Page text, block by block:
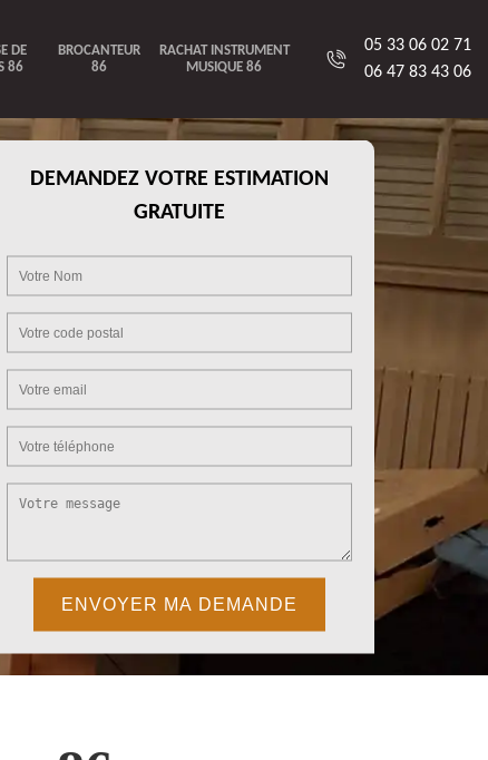
DE
86
BROCANTEUR
86
RACHAT INSTRUMENT
MUSIQUE 86
05 33 06 02 71
06 47 83 43 06
DEMANDEZ VOTRE ESTIMATION
GRATUITE